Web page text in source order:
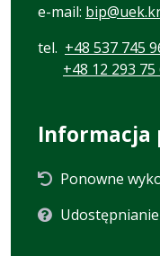
e-mail:
tel. +48 537 745
+48 12 293 75
Informacja
Ponowne